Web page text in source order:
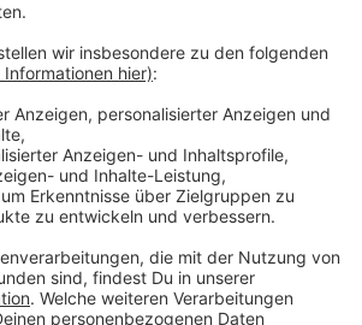
ist bereit für Spiele an Rhein und
NRW-Ministerpräsident Hendrik
der Pläne zu einer Olympia-
darauf an, dass die Ausrichtung der
wohl auf ein positives Echo
DOSB wird sogar erwartet, dass